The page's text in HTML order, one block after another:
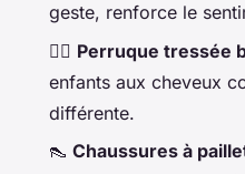
geste, renforce le
🧏‍♀️ Perruque tressée
enfants aux cheveux
différente.
👠 Chaussures à